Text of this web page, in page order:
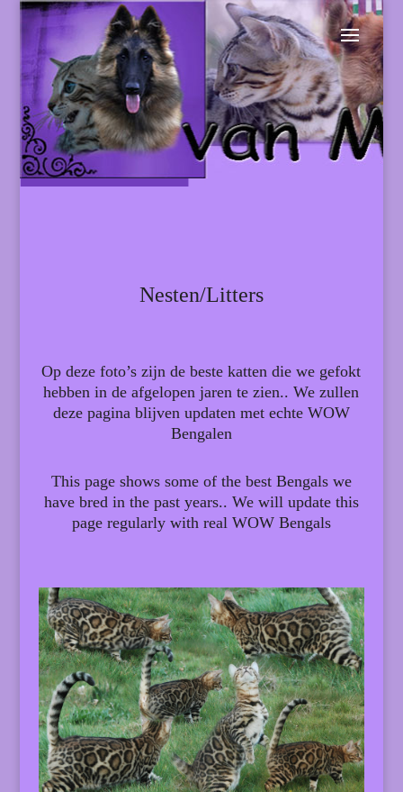
Nesten/Litters
Op deze foto’s zijn de beste katten die we gefokt
hebben in de afgelopen jaren te zien.. We zullen
deze pagina blijven updaten met echte WOW
Bengalen
This page shows some of the best Bengals we
have bred in the past years.. We will update this
page regularly with real WOW Bengals